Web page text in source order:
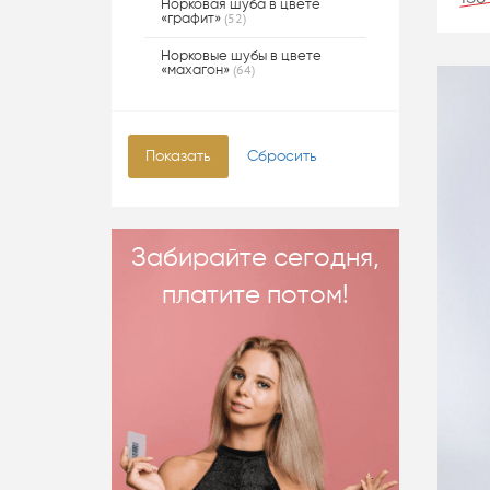
Норковая шуба в цвете
«графит» (52)
Норковые шубы в цвете
«махагон» (64)
Забирайте сегодня,
платите потом!